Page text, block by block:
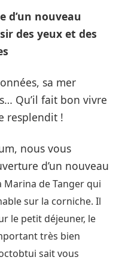
d’un nouveau
des yeux et des
sa mer
Qu’il fait bon vivre
resplendit !
nous vous
d’un nouveau
Marina de Tanger qui
sur la corniche. Il
le petit déjeuner, le
très bien
sait vous